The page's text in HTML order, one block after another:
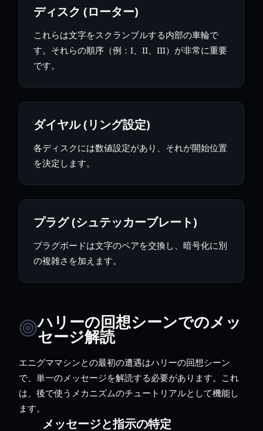
ディスク (ローター)
これらは文字をスクランブルする内部の車輪で
す。それらの順序（例：I、II、III）が非常に重要
です。
ダイヤル (リング設定)
各ディスクには数値設定があり、それが開始位置
を決定します。
プラグ (シュテッカーブレート)
プラグボードは文字のペアを交換し、暗号化に別
の複雑さを加えます。
ハリーの回想シーンでのメッ
セージ解読
エニグママシンとの最初の遭遇はハリーの回想シーン
で、単一のメッセージを解読する必要があります。これ
は、後で使うメカニズムのチュートリアルとして機能し
ます。
メッセージと指示の特定